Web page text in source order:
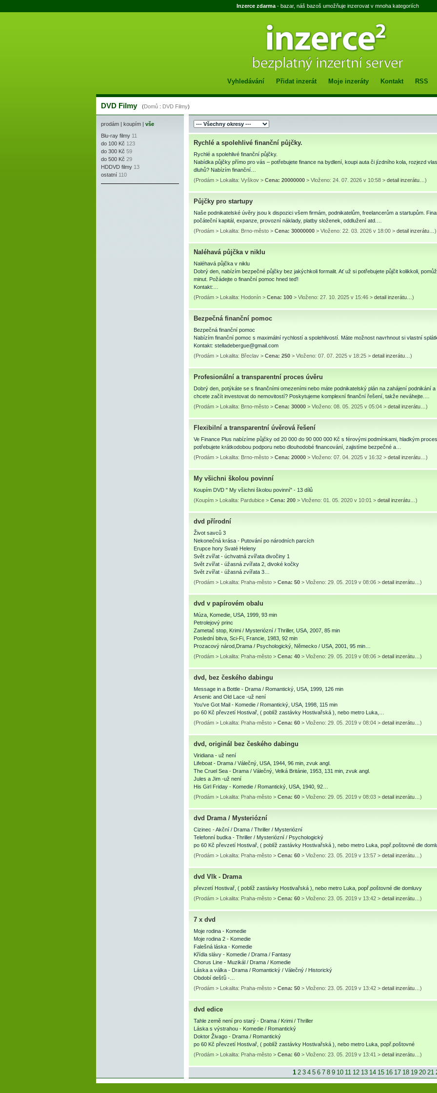
Inzerce zdarma - bazar, náš bazoš umožňuje inzerovat v mnoha kategoriích
Vyhledávání Přidat inzerát Moje inzeráty Kontakt RSS
DVD Filmy (Domů : DVD Filmy)
prodám | koupím | vše
Blu-ray filmy 11
do 100 Kč 123
do 300 Kč 59
do 500 Kč 29
HDDVD filmy 13
ostatní 110
Rychlé a spolehlivé finanční půjčky.
Rychlé a spolehlivé finanční půjčky.
Nabídka půjčky přímo pro vás – potřebujete finance na bydlení, koupi auta či jízdního kola, rozjezd
dluhů? Nabízím finanční…
(Prodám > Lokalita: Vyškov > Cena: 20000000 > Vloženo: 24. 07. 2026 v 10:58 > detail inzerátu… )
Půjčky pro startupy
Naše podnikatelské úvěry jsou k dispozici všem firmám, podnikatelům, freelancerům a startupům.
počáteční kapitál, expanze, provozní náklady, platby složenek, oddlužení atd.…
(Prodám > Lokalita: Brno-město > Cena: 30000000 > Vloženo: 22. 03. 2026 v 18:00 > detail inzerátu… )
Naléhavá půjčka v niklu
Naléhavá půjčka v niklu
Dobrý den, nabízím bezpečné půjčky bez jakýchkoli formalit. Ať už si potřebujete půjčit kolikkoli,
minut. Požádejte o finanční pomoc hned teď!
Kontakt:…
(Prodám > Lokalita: Hodonín > Cena: 100 > Vloženo: 27. 10. 2025 v 15:46 > detail inzerátu… )
Bezpečná finanční pomoc
Bezpečná finanční pomoc
Nabízím finanční pomoc s maximální rychlostí a spolehlivostí. Máte možnost navrhnout si vlastní
Kontakt: stelladebergue@gmail.com
(Prodám > Lokalita: Břeclav > Cena: 250 > Vloženo: 07. 07. 2025 v 18:25 > detail inzerátu… )
Profesionální a transparentní proces úvěru
Dobrý den, potýkáte se s finančními omezeními nebo máte podnikatelský plán na zahájení podnikání
chcete začít investovat do nemovitostí? Poskytujeme komplexní finanční řešení, takže neváhejte.…
(Prodám > Lokalita: Brno-město > Cena: 30000 > Vloženo: 08. 05. 2025 v 05:04 > detail inzerátu… )
Flexibilní a transparentní úvěrová řešení
Ve Finance Plus nabízíme půjčky od 20 000 do 90 000 000 Kč s férovými podmínkami, hladkým
potřebujete krátkodobou podporu nebo dlouhodobé financování, zajistíme bezpečné a…
(Prodám > Lokalita: Brno-město > Cena: 20000 > Vloženo: 07. 04. 2025 v 16:32 > detail inzerátu… )
My všichni školou povinní
Koupím DVD " My všichni školou povinní" - 13 dílů
(Koupím > Lokalita: Pardubice > Cena: 200 > Vloženo: 01. 05. 2020 v 10:01 > detail inzerátu… )
dvd přírodní
Život savců 3
Nekonečná krása - Putování po národních parcích
Erupce hory Svaté Heleny
Svět zvířat - úchvatná zvířata divočiny 1
Svět zvířat - úžasná zvířata 2, divoké kočky
Svět zvířat - úžasná zvířata 3…
(Prodám > Lokalita: Praha-město > Cena: 50 > Vloženo: 29. 05. 2019 v 08:06 > detail inzerátu… )
dvd v papírovém obalu
Múza, Komedie, USA, 1999, 93 min
Petrolejový princ
Zametač stop, Krimi / Mysteriózní / Thriller, USA, 2007, 85 min
Poslední bitva, Sci-Fi, Francie, 1983, 92 min
Prozacový národ,Drama / Psychologický, Německo / USA, 2001, 95 min…
(Prodám > Lokalita: Praha-město > Cena: 40 > Vloženo: 29. 05. 2019 v 08:06 > detail inzerátu… )
dvd, bez českého dabingu
Message in a Bottle - Drama / Romantický, USA, 1999, 126 min
Arsenic and Old Lace -už není
You've Got Mail - Komedie / Romantický, USA, 1998, 115 min
po 60 Kč převzetí Hostivař, ( poblíž zastávky Hostivařská ), nebo metro Luka,…
(Prodám > Lokalita: Praha-město > Cena: 60 > Vloženo: 29. 05. 2019 v 08:04 > detail inzerátu… )
dvd, originál bez českého dabingu
Viridiana - už není
Lifeboat - Drama / Válečný, USA, 1944, 96 min, zvuk angl.
The Cruel Sea - Drama / Válečný, Velká Británie, 1953, 131 min, zvuk angl.
Jules a Jim -už není
His Girl Friday - Komedie / Romantický, USA, 1940, 92…
(Prodám > Lokalita: Praha-město > Cena: 60 > Vloženo: 29. 05. 2019 v 08:03 > detail inzerátu… )
dvd Drama / Mysteriózní
Cizinec - Akční / Drama / Thriller / Mysteriózní
Telefonní budka - Thriller / Mysteriózní / Psychologický
po 60 Kč převzetí Hostivař, ( poblíž zastávky Hostivařská ), nebo metro Luka, popř.poštovné dle
(Prodám > Lokalita: Praha-město > Cena: 60 > Vloženo: 23. 05. 2019 v 13:57 > detail inzerátu… )
dvd Vlk - Drama
převzetí Hostivař, ( poblíž zastávky Hostivařská ), nebo metro Luka, popř.poštovné dle domluvy
(Prodám > Lokalita: Praha-město > Cena: 60 > Vloženo: 23. 05. 2019 v 13:42 > detail inzerátu… )
7 x dvd
Moje rodina - Komedie
Moje rodina 2 - Komedie
Falešná láska - Komedie
Křídla slávy - Komedie / Drama / Fantasy
Chorus Line - Muzikál / Drama / Komedie
Láska a válka - Drama / Romantický / Válečný / Historický
Období dešťů -…
(Prodám > Lokalita: Praha-město > Cena: 50 > Vloženo: 23. 05. 2019 v 13:42 > detail inzerátu… )
dvd edice
Tahle země není pro starý - Drama / Krimi / Thriller
Láska s výstrahou - Komedie / Romantický
Doktor Živago - Drama / Romantický
po 60 Kč převzetí Hostivař, ( poblíž zastávky Hostivařská ), nebo metro Luka, popř.poštovné
(Prodám > Lokalita: Praha-město > Cena: 60 > Vloženo: 23. 05. 2019 v 13:41 > detail inzerátu… )
1 2 3 4 5 6 7 8 9 10 11 12 13 14 15 16 17 18 19 20 21